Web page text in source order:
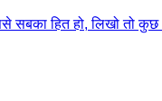
सबका हित हो, लिखो तो कुछ